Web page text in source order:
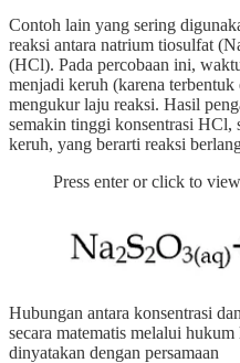
Contoh lain yang sering
reaksi antara natrium tiosulfat
(HCl). Pada percobaan ini,
menjadi keruh (karena
mengukur laju reaksi. Hasil
semakin tinggi konsentrasi HCl,
keruh, yang berarti reaksi
Press enter or click to
Hubungan antara konsentrasi
secara matematis melalui
dinyatakan dengan persamaan